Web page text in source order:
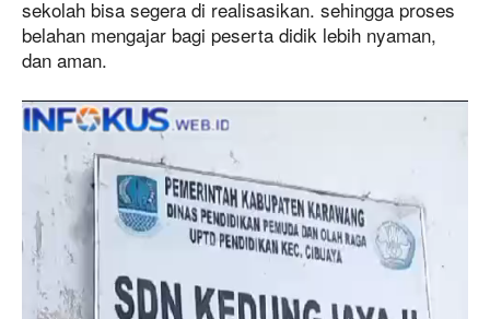
sekolah bisa segera di realisasikan. sehingga proses
belahan mengajar bagi peserta didik lebih nyaman,
dan aman.
P
e
a